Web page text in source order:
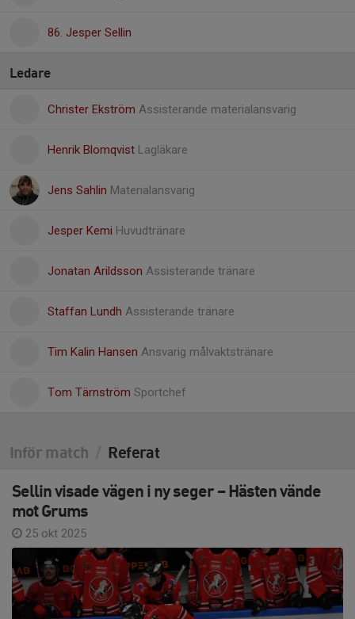
86. Jesper Sellin
Ledare
Christer Ekström Assisterande materialansvarig
Henrik Blomqvist Lagläkare
Jens Sahlin Materialansvarig
Jesper Kemi Huvudtränare
Jonatan Arildsson Assisterande tränare
Staffan Lundh Assisterande tränare
Tim Kalin Hansen Ansvarig målvaktstränare
Tom Tärnström Sportchef
Inför match Referat
Sellin visade vägen i ny seger – Hästen vände
mot Grums
25 okt 2025